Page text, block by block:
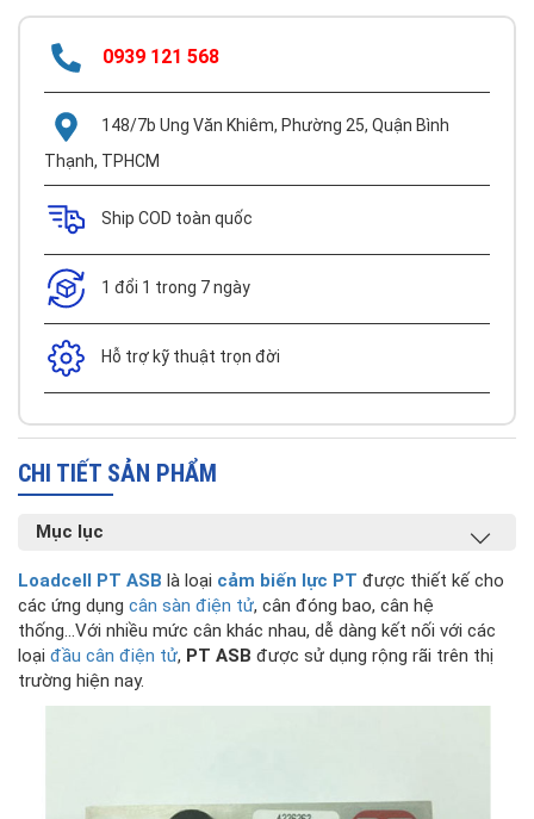
0939 121 568
148/7b Ung Văn Khiêm, Phường 25, Quận Bình
Thạnh, TPHCM
Ship COD toàn quốc
1 đổi 1 trong 7 ngày
Hỗ trợ kỹ thuật trọn đời
CHI TIẾT SẢN PHẨM
Mục lục
Loadcell PT ASB là loại cảm biến lực PT được thiết kế cho
các ứng dụng cân sàn điện tử, cân đóng bao, cân hệ
thống...Với nhiều mức cân khác nhau, dễ dàng kết nối với các
loại đầu cân điện tử, PT ASB được sử dụng rộng rãi trên thị
trường hiện nay.